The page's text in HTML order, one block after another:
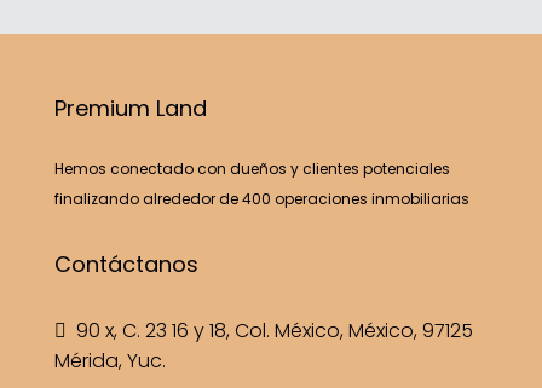
Premium Land
Hemos conectado con dueños y clientes potenciales
finalizando alrededor de 400 operaciones inmobiliarias
Contáctanos
90 x, C. 23 16 y 18, Col. México, México, 97125
Mérida, Yuc.